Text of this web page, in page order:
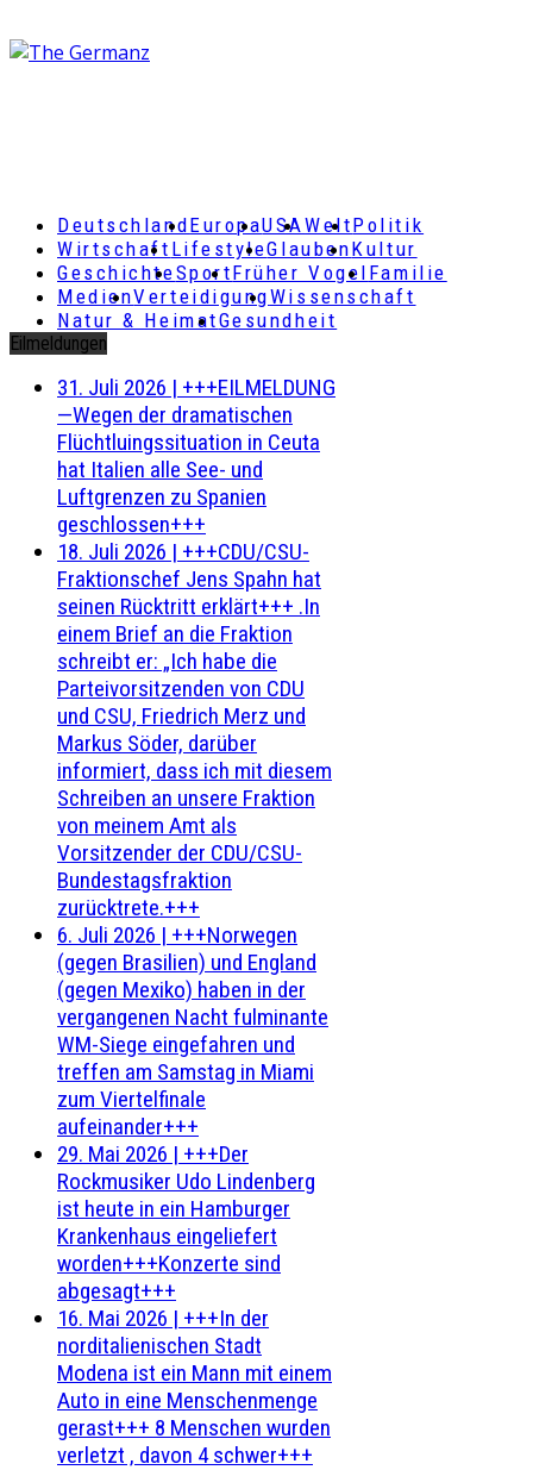
DeutschlandEuropaUSAWeltPolitik
Wirtschaft LifestyleGlaubenKultur
GeschichteSportFrüher Vogel Familie
MedienVerteidigungWissenschaft
Natur & HeimatGesundheit
Eilmeldungen
31. Juli 2026 | +++EILMELDUNG
—Wegen der dramatischen
Flüchtluingssituation in Ceuta
hat Italien alle See- und
Luftgrenzen zu Spanien
geschlossen+++
18. Juli 2026 | +++CDU/CSU-
Fraktionschef Jens Spahn hat
seinen Rücktritt erklärt+++ .In
einem Brief an die Fraktion
schreibt er: „Ich habe die
Parteivorsitzenden von CDU
und CSU, Friedrich Merz und
Markus Söder, darüber
informiert, dass ich mit diesem
Schreiben an unsere Fraktion
von meinem Amt als
Vorsitzender der CDU/CSU-
Bundestagsfraktion
zurücktrete.+++
6. Juli 2026 | +++Norwegen
(gegen Brasilien) und England
(gegen Mexiko) haben in der
vergangenen Nacht fulminante
WM-Siege eingefahren und
treffen am Samstag in Miami
zum Viertelfinale
aufeinander+++
29. Mai 2026 | +++Der
Rockmusiker Udo Lindenberg
ist heute in ein Hamburger
Krankenhaus eingeliefert
worden+++Konzerte sind
abgesagt+++
16. Mai 2026 | +++In der
norditalienischen Stadt
Modena ist ein Mann mit einem
Auto in eine Menschenmenge
gerast+++ 8 Menschen wurden
verletzt , davon 4 schwer+++